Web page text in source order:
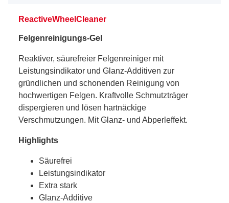
ReactiveWheelCleaner
Felgenreinigungs-Gel
Reaktiver, säurefreier Felgenreiniger mit
Leistungsindikator und Glanz-Additiven zur
gründlichen und schonenden Reinigung von
hochwertigen Felgen. Kraftvolle Schmutzträger
dispergieren und lösen hartnäckige
Verschmutzungen. Mit Glanz- und Abperleffekt.
Highlights
Säurefrei
Leistungsindikator
Extra stark
Glanz-Additive